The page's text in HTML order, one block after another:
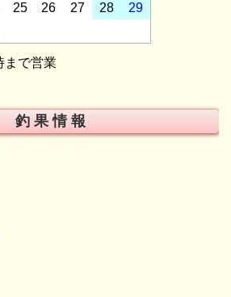
25 26 27 28
29
まで営業
釣 果 情 報